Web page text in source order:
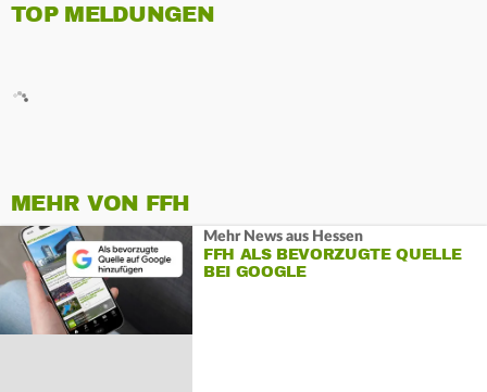
TOP MELDUNGEN
MEHR VON FFH
Mehr News aus Hessen
FFH ALS BEVORZUGTE QUELLE
BEI GOOGLE